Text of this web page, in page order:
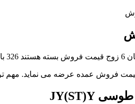
بسته هستند 326 بازدید
JY(ST)Y